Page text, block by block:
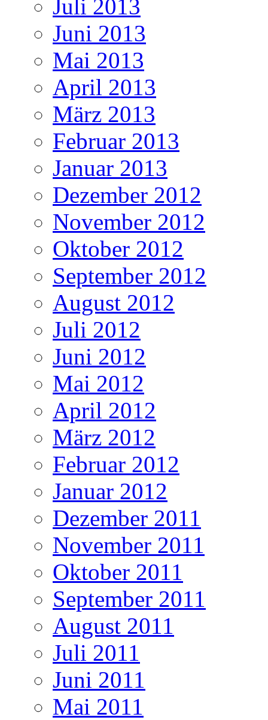
Juli 2013
Juni 2013
Mai 2013
April 2013
März 2013
Februar 2013
Januar 2013
Dezember 2012
November 2012
Oktober 2012
September 2012
August 2012
Juli 2012
Juni 2012
Mai 2012
April 2012
März 2012
Februar 2012
Januar 2012
Dezember 2011
November 2011
Oktober 2011
September 2011
August 2011
Juli 2011
Juni 2011
Mai 2011